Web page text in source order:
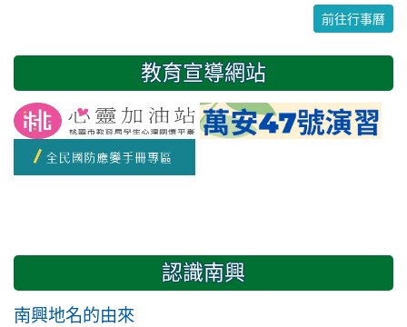
2 3
友善校園週
開學日
前往行事曆
教育宣導網站
認識南興
南興地名的由來